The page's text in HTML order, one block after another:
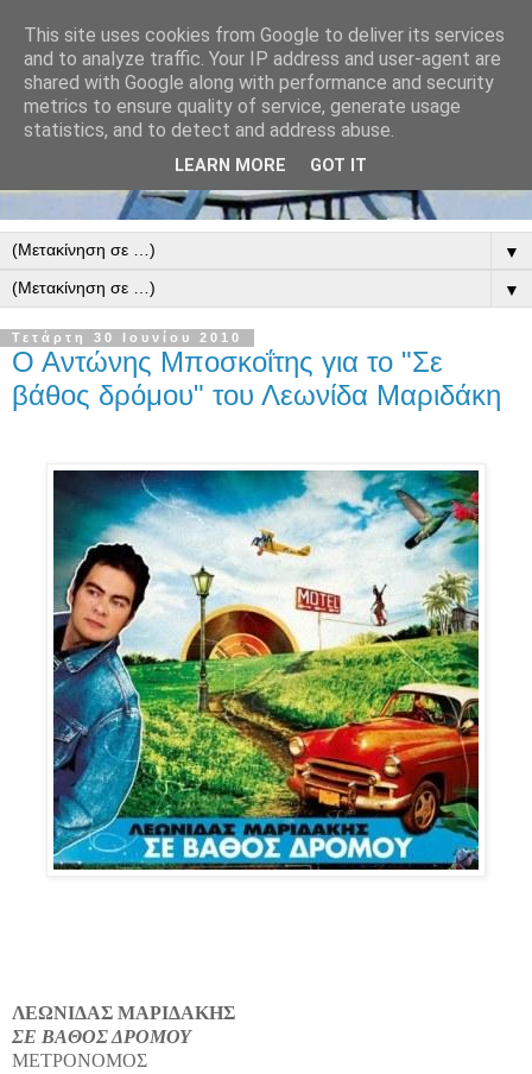
▼
▼
Τετάρτη 30 Ιουνίου 2010
Ο Αντώνης Μποσκοΐτης για το "Σε
βάθος δρόμου" του Λεωνίδα Μαριδάκη
ΛΕΩΝΙΔΑΣ ΜΑΡΙΔΑΚΗΣ
ΣΕ ΒΑΘΟΣ ΔΡΟΜΟΥ
ΜΕΤΡΟΝΟΜΟΣ
This site uses cookies from Google to deliver its services
and to analyze traffic. Your IP address and user-agent are
shared with Google along with performance and security
metrics to ensure quality of service, generate usage
statistics, and to detect and address abuse.
LEARN MORE GOT IT